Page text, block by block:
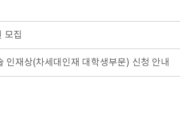
모집
재상(차세대인재 대학생부문) 신청 안내